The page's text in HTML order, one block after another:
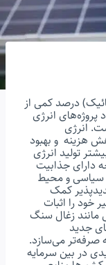
درصد کمی از
پروژه‌های انرژی
انرژی
هزینه و بهبود
تولید انرژی
دارای جذابیت
سیاسی و محیط
کمک
خود را اثبات
مانند زغال سنگ
جدید
صرفه‌تر می‌سازد.
در بین سرمایه